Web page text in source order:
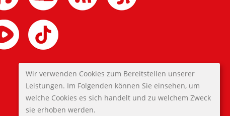
Wir verwenden Cookies zum Bereitstellen unserer
Leistungen. Im Folgenden können Sie einsehen, um
welche Cookies es sich handelt und zu welchem Zweck
sie erhoben werden.